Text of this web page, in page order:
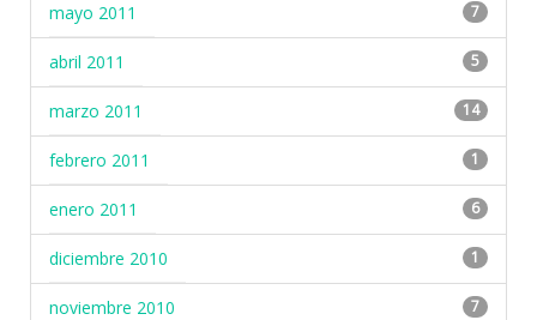
mayo 2011 7
abril 2011 5
marzo 2011 14
febrero 2011 1
enero 2011 6
diciembre 2010 1
noviembre 2010 7